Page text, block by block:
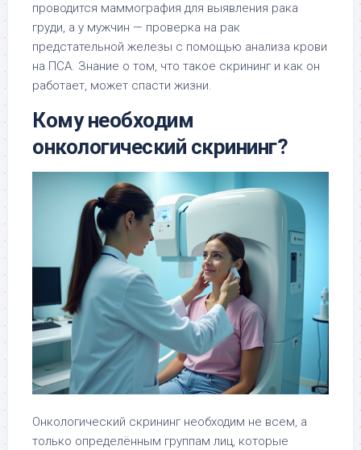
проводится маммография для выявления рака
груди, а у мужчин — проверка на рак
предстательной железы с помощью анализа крови
на ПСА. Знание о том, что такое скрининг и как он
работает, может спасти жизни.
Кому необходим
онкологический скрининг?
Онкологический скрининг необходим не всем, а
только определённым группам лиц, которые